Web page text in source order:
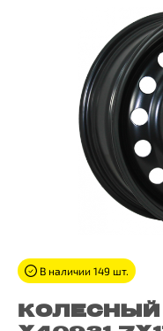
КОЛЕСНЫЙ
В наличии 149 шт.